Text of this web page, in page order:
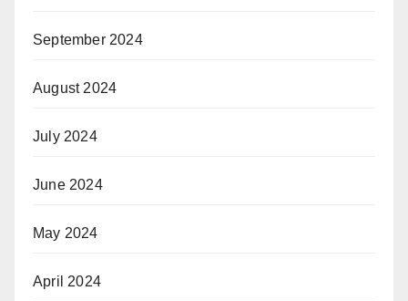
September 2024
August 2024
July 2024
June 2024
May 2024
April 2024